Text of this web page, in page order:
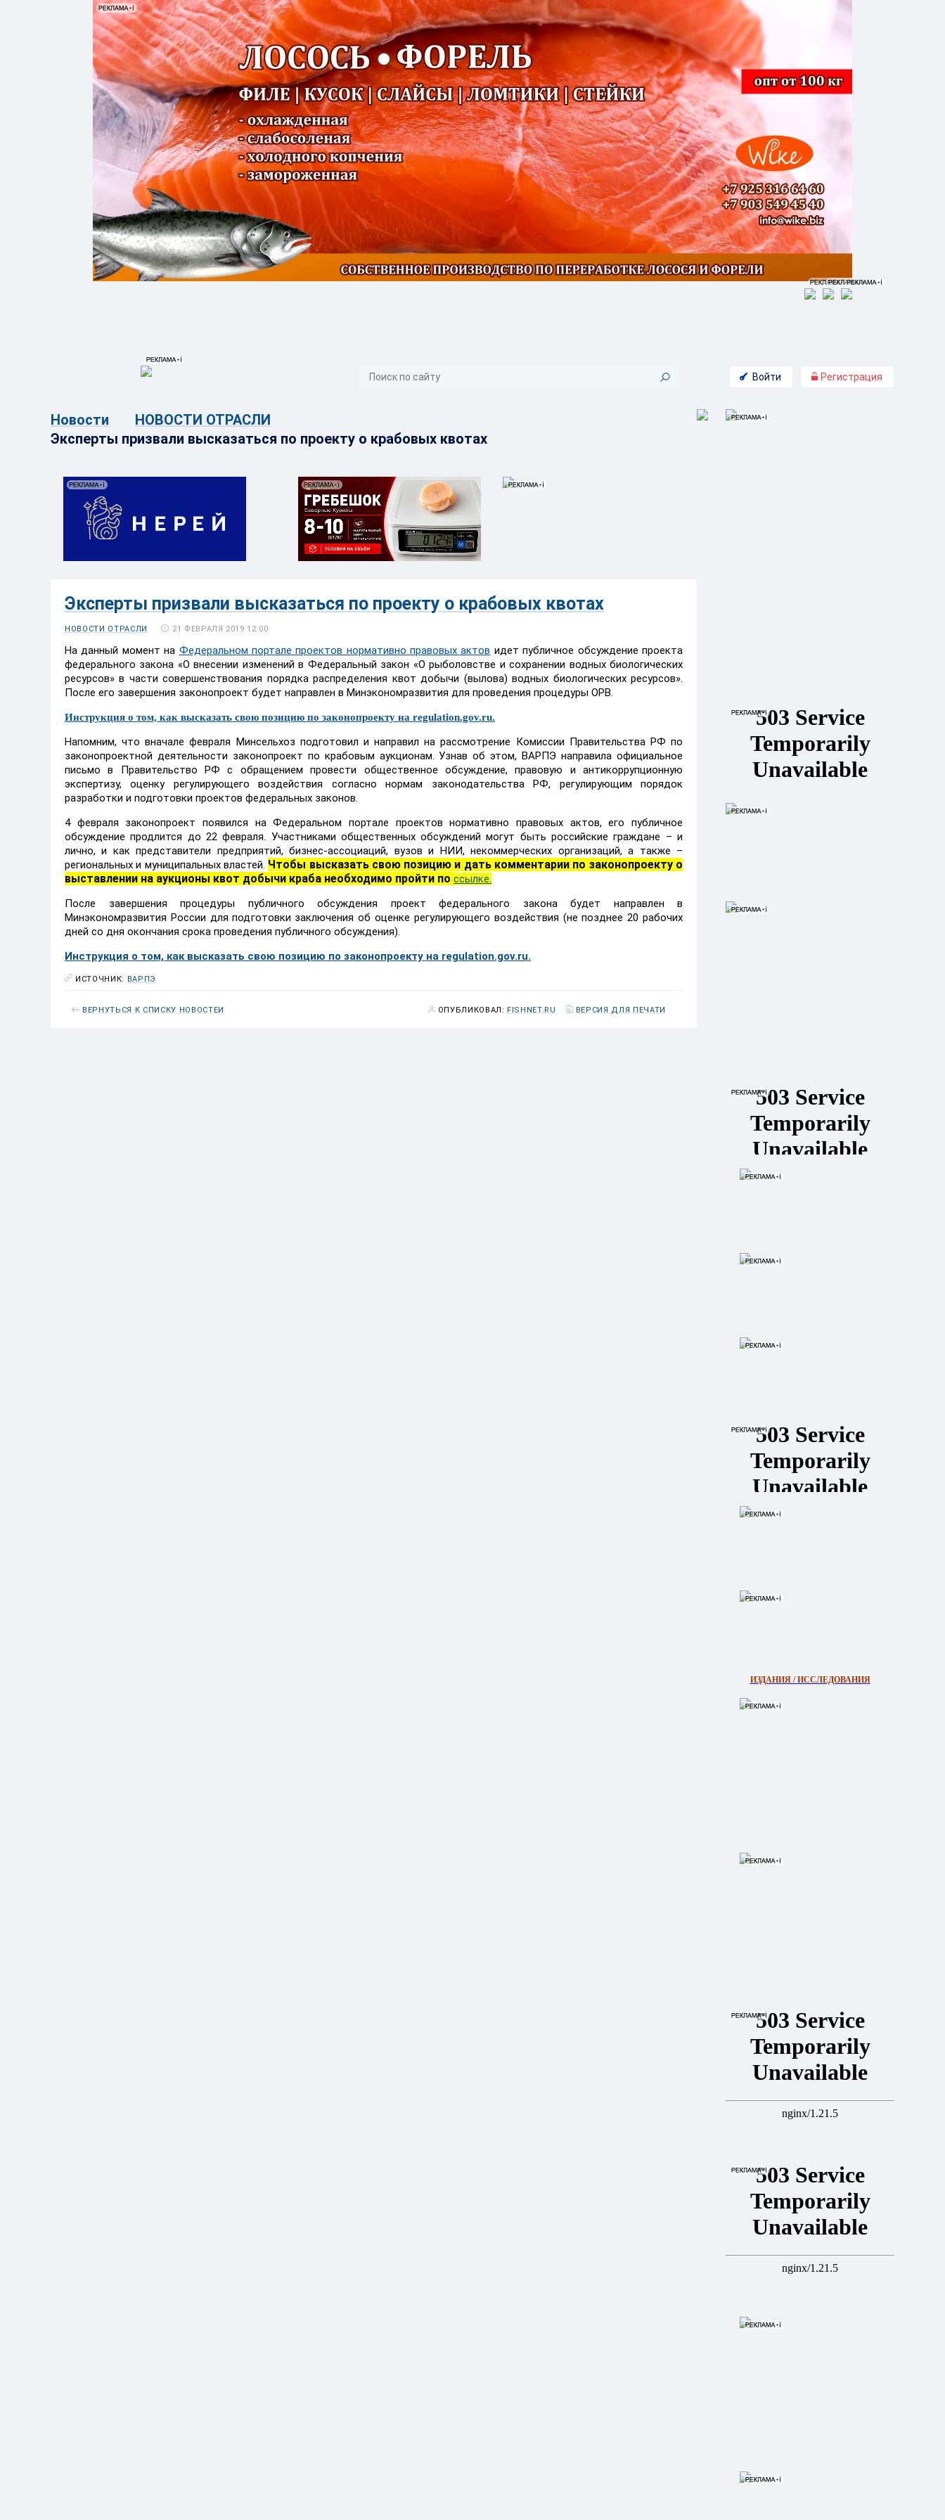
Войти Регистрация
Новости
НОВОСТИ ОТРАСЛИ
Эксперты призвали высказаться по проекту о крабовых квотах
Эксперты призвали высказаться по проекту о крабовых квотах
НОВОСТИ ОТРАСЛИ 21 ФЕВРАЛЯ 2019 12:00
На данный момент на Федеральном портале проектов нормативно правовых актов идет публичное обсуждение проекта
федерального закона «О внесении изменений в Федеральный закон «О рыболовстве и сохранении водных биологических
ресурсов» в части совершенствования порядка распределения квот добычи (вылова) водных биологических ресурсов».
После его завершения законопроект будет направлен в Минэкономразвития для проведения процедуры ОРВ.
Инструкция о том, как высказать свою позицию по законопроекту на regulation.gov.ru.
Напомним, что вначале февраля Минсельхоз подготовил и направил на рассмотрение Комиссии Правительства РФ по
законопроектной деятельности законопроект по крабовым аукционам. Узнав об этом, ВАРПЭ направила официальное
письмо в Правительство РФ с обращением провести общественное обсуждение, правовую и антикоррупционную
экспертизу, оценку регулирующего воздействия согласно нормам законодательства РФ, регулирующим порядок
разработки и подготовки проектов федеральных законов.
4 февраля законопроект появился на Федеральном портале проектов нормативно правовых актов, его публичное
обсуждение продлится до 22 февраля. Участниками общественных обсуждений могут быть российские граждане – и
лично, и как представители предприятий, бизнес-ассоциаций, вузов и НИИ, некоммерческих организаций, а также –
региональных и муниципальных властей. Чтобы высказать свою позицию и дать комментарии по законопроекту о
выставлении на аукционы квот добычи краба необходимо пройти по ссылке.
После завершения процедуры публичного обсуждения проект федерального закона будет направлен в
Минэкономразвития России для подготовки заключения об оценке регулирующего воздействия (не позднее 20 рабочих
дней со дня окончания срока проведения публичного обсуждения).
Инструкция о том, как высказать свою позицию по законопроекту на regulation.gov.ru.
ИСТОЧНИК: ВАРПЭ
ВЕРНУТЬСЯ К СПИСКУ НОВОСТЕЙ ОПУБЛИКОВАЛ: FISHNET.RU ВЕРСИЯ ДЛЯ ПЕЧАТИ
ИЗДАНИЯ / ИССЛЕДОВАНИЯ